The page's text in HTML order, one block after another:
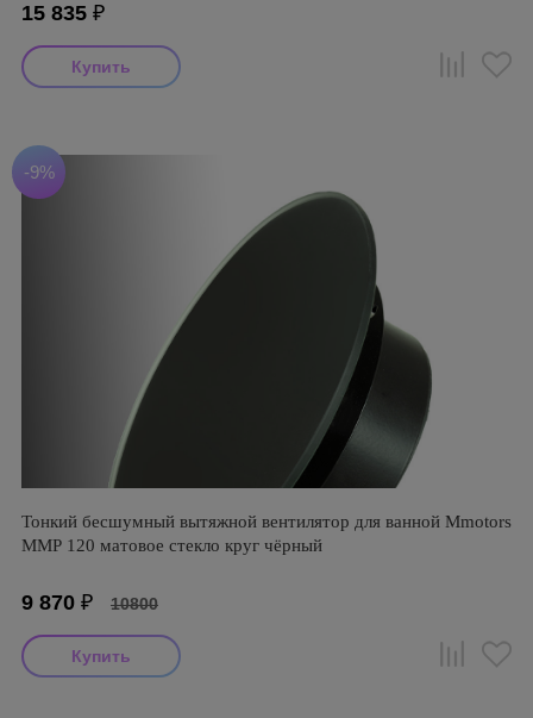
15 835 ₽
-9%
Тонкий бесшумный вытяжной вентилятор для ванной Mmotors
ММР 120 матовое стекло круг чёрный
9 870 ₽ 10800